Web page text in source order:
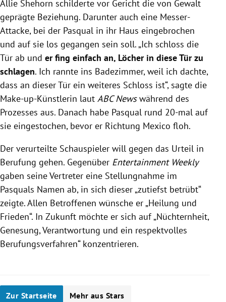
Allie Shehorn schilderte vor Gericht die von Gewalt
geprägte Beziehung. Darunter auch eine Messer-
Attacke, bei der Pasqual in ihr Haus eingebrochen
und auf sie los gegangen sein soll. „Ich schloss die
Tür ab und er fing einfach an, Löcher in diese Tür zu
schlagen. Ich rannte ins Badezimmer, weil ich dachte,
dass an dieser Tür ein weiteres Schloss ist“, sagte die
Make-up-Künstlerin laut ABC Newswährend des
Prozesses aus. Danach habe Pasqual rund 20-mal auf
sie eingestochen, bevor er Richtung Mexico floh.
Der verurteilte Schauspieler will gegen das Urteil in
Berufung gehen. Gegenüber Entertainment Weekly
gaben seine Vertreter eine Stellungnahme im
Pasquals Namen ab, in sich dieser „zutiefst betrübt“
zeigte. Allen Betroffenen wünsche er „Heilung und
Frieden“. In Zukunft möchte er sich auf „Nüchternheit,
Genesung, Verantwortung und ein respektvolles
Berufungsverfahren“ konzentrieren.
Zur Startseite Mehr aus Stars